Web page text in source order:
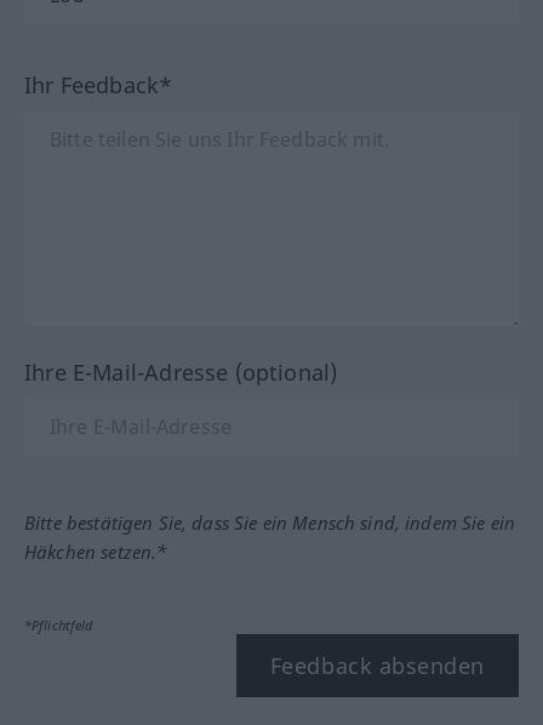
Ihr Feedback*
Ihre E-Mail-Adresse (optional)
Bitte bestätigen Sie, dass Sie ein Mensch sind, indem Sie ein
Häkchen setzen.*
*Pflichtfeld
Feedback absenden